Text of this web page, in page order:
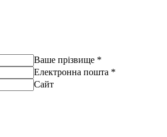
Ваше прізвище *
Електронна пошта *
Сайт